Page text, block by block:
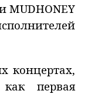
MUDHONEY
концертах,
первая